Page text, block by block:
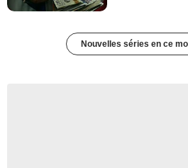
Nouvelles séries en ce